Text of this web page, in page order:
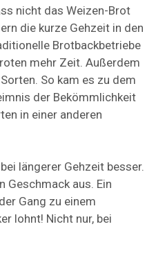
nicht das Weizen-Brot
die kurze Gehzeit in den
Brotbackbetriebe
mehr Zeit. Außerdem
So kam es zu dem
der Bekömmlichkeit
in einer anderen
längerer Gehzeit besser.
Geschmack aus. Ein
Gang zu einem
lohnt! Nicht nur, bei